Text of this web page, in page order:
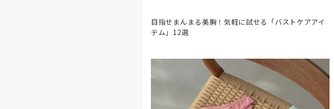
目指せまんまる美胸！気軽に試せる「バストケアアイ
テム」12選